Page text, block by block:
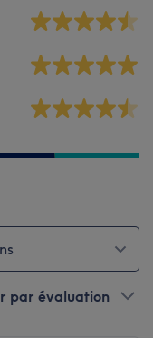
par évaluation